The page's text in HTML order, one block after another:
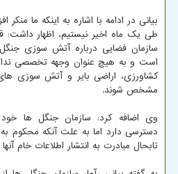
بیانی در ادامه با اشاره به اینکه ما
طی یک ماه اخیر نیستیم، اظهار داشت:
سازمان فضایی درباره آتش سوزی
است و به هیچ عنوان وجهه تخصصی
کشاورزی، اراضی بایر و آتش سوزی
مشخص شوند.
وی اضافه کرد: سازمان جنگل ها خود
دسترسی دارد اما به علت آنکه محکوم
تابحال مبادرت به انتشار اطلاعات خام